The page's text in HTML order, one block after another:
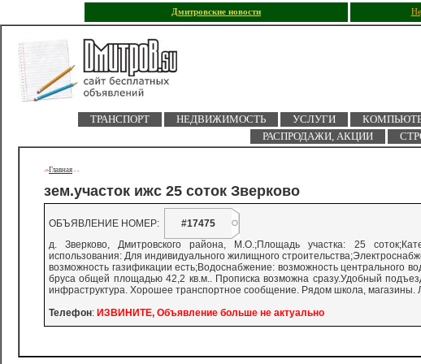
Дмитровские новости
ТРАНСПОРТ НЕДВИЖИМОСТЬ УСЛУГИ
РАСПРОДАЖИ, АКЦИИ
->Главная - -
зем.участок ижс 25 соток Зверково
ОБЪЯВЛЕНИЕ НОМЕР:
#17475
д. Зверково, Дмитровского района, М.О.;Площадь участка: 25
использования: Для индивидуального жилищного
возможность газификации есть;Водоснабжение: возможность центрального
бруса общей площадью 42,2 кв.м.. Прописка возможна сразу.Удобный
инфраструктура. Хорошее транспортное сообщение. Рядом школа, магазины.
Телефон: ИЗВИНИТЕ, Объявление больше не актуально